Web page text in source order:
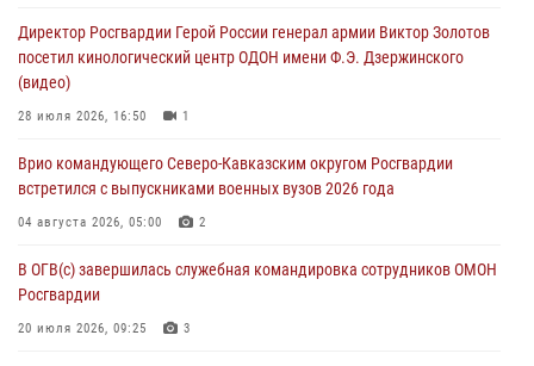
05 августа 2026, 12:40
Росгвардейцы приняли участие в акции «Волна памяти»,
посвящённой 83‑й годовщине освобождения Белгорода от
05 августа 2026, 12:13 1
Директор Росгвардии Герой России генерал армии Виктор Золотов
посетил кинологический центр ОДОН имени Ф.Э. Дзержинского
(видео)
28 июля 2026, 16:50 1
Врио командующего Северо-Кавказским округом Росгвардии
встретился с выпускниками военных вузов 2026 года
04 августа 2026, 05:00 2
В ОГВ(с) завершилась служебная командировка сотрудников ОМОН
Росгвардии
20 июля 2026, 09:25 3